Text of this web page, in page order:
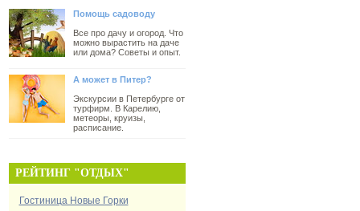
Помощь садоводу
Все про дачу и огород. Что
можно вырастить на даче
или дома? Советы и опыт.
А может в Питер?
Экскурсии в Петербурге от
турфирм. В Карелию,
метеоры, круизы,
расписание.
РЕЙТИНГ "ОТДЫХ"
Гостиница Новые Горки